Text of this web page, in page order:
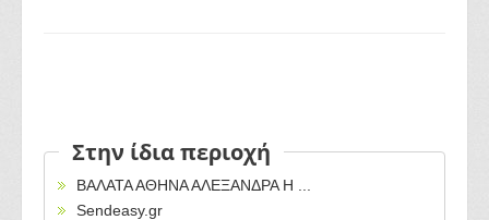
Στην ίδια περιοχή
ΒΑΛΑΤΑ ΑΘΗΝΑ ΑΛΕΞΑΝΔΡΑ Η ...
Sendeasy.gr